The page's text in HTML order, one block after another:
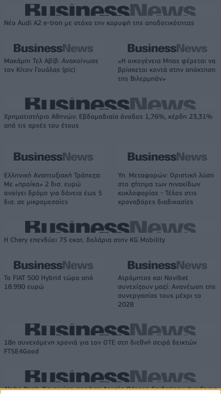
Νέο Audi A2 e-tron με στόχο την κορυφή της αποδοτικότητας
Μακάμπι Τελ Αβίβ: Ανακοίνωσε
τον Κίτον Γουάλας (pic)
«Η οικογένεια Μπας φέρεται να
βρίσκεται κοντά στην απόκτηση
της Βιλερμπάν»
Χρηματιστήριο Αθηνών: Εβδομαδιαία άνοδος 1,76%, κέρδη 23,31%
από τις αρχές του έτους
Ελληνική Αναπτυξιακή Τράπεζα:
Με «προίκα» 2 δισ. ευρώ
ανοίγει δρόμο για δάνεια έως 5
δισ. σε μικρομεσαίες
Υπ. Μεταφορών: Οριστική λύση
στο ζήτημα των πινακίδων
κυκλοφορίας - Τέλος στις
χρονοβόρες διαδικασίες
Η Chery επενδύει 75 εκατ. δολάρια στην KG Mobility
Το FIAT 500 Hybrid τώρα από
18.990 ευρώ
Ατρόμητος και Novibet
συνεχίζουν μαζί: Ανανέωση της
συνεργασίας τους μέχρι το
2028
18η συνεχόμενη χρονιά για τον ΟΤΕ στη διεθνή σειρά δεικτών
FTSE4Good
Alpha Bank: Για πρώτη φορά το Αρχαίο Θέατρο Επιδαύρου άνοιξε τις